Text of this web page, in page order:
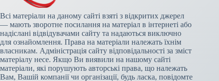
Всі матеріали на даному сайті взяті з відкритих джерел
— мають зворотне посилання на матеріал в інтернеті або
надіслані відвідувачами сайту та надаються виключно
для ознайомлення. Права на матеріали належать їхнім
власникам. Адміністрація сайту відповідальності за зміст
матеріалу несе. Якщо Ви виявили на нашому сайті
матеріали, які порушують авторські права, що належать
Вам, Вашій компанії чи організації, будь ласка, повідомте